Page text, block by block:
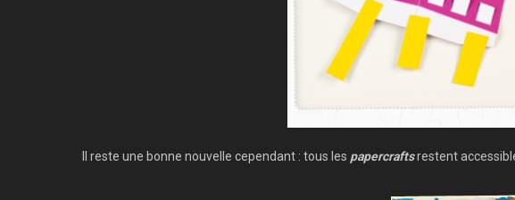
Il reste une bonne nouvelle cependant : tous les papercraftsrestent